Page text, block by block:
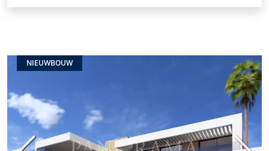
NIEUWBOUW